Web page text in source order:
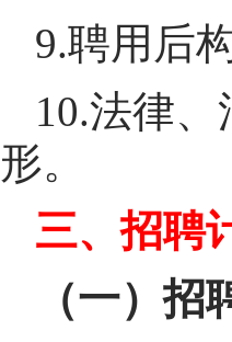
9.聘用后
10.法律
形。
三、招聘
（一）招